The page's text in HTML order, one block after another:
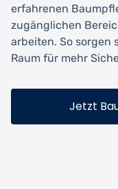
erfahrenen
zugänglichen
arbeiten. So sorgen
Raum für mehr
Jetzt